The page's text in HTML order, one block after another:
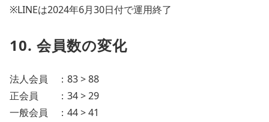
※LINEは2024年6月30日付で運用終了
10. 会員数の変化
法人会員 ：83 > 88
正会員 ：34 > 29
一般会員 ：44 > 41